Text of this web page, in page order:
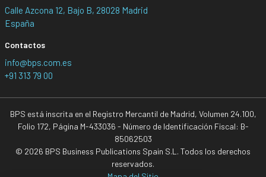
Calle Azcona 12, Bajo B, 28028 Madrid
España
Contactos
info@bps.com.es
+91 313 79 00
BPS está inscrita en el Registro Mercantil de Madrid, Volumen 24.100,
Folio 172, Página M-433036 - Número de Identificación Fiscal: B-
85062503
© 2026 BPS Business Publications Spain S.L. Todos los derechos
reservados.